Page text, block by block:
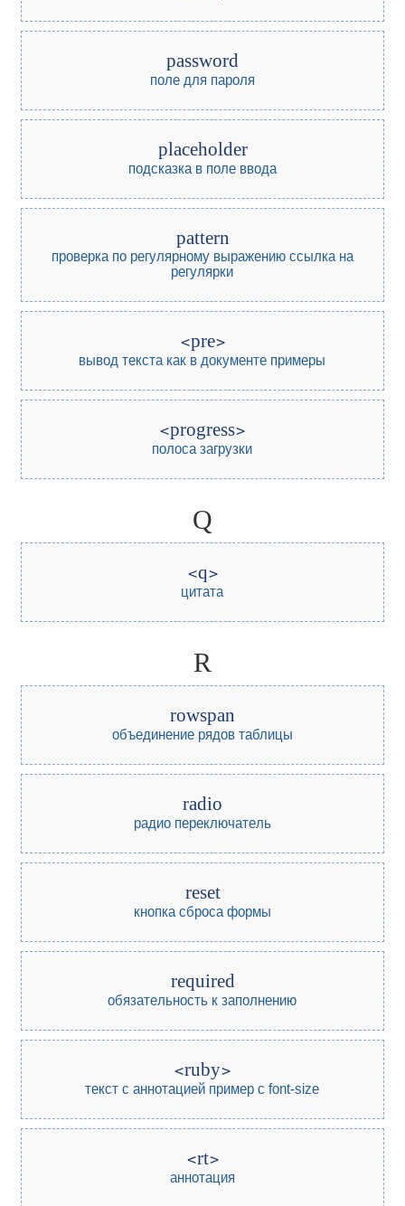
password
поле для пароля
placeholder
подсказка в поле ввода
pattern
проверка по регулярному выражению ссылка на
регулярки
pre
вывод текста как в документе примеры
progress
полоса загрузки
Q
q
цитата
R
rowspan
объединение рядов таблицы
radio
радио переключатель
reset
кнопка сброса формы
required
обязательность к заполнению
ruby
текст с аннотацией пример с font-size
rt
аннотация